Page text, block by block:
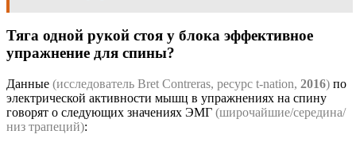
Тяга одной рукой стоя у блока эффективное
упражнение для спины?
Данные (исследователь Bret Contreras, ресурс t-nation, 2016) по
электрической активности мышц в упражнениях на спину
говорят о следующих значениях ЭМГ (широчайшие/середина/
низ трапеций):